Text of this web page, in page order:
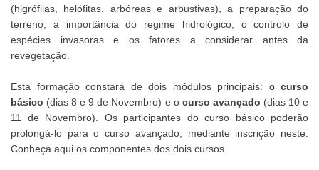
(higrófilas, helófitas, arbóreas e arbustivas), a preparação do
terreno, a importância do regime hidrológico, o controlo de
espécies invasoras e os fatores a considerar antes da
revegetação.
Esta formação constará de dois módulos principais: o curso
básico (dias 8 e 9 de Novembro) e o curso avançado (dias 10 e
11 de Novembro). Os participantes do curso básico poderão
prolongá-lo para o curso avançado, mediante inscrição neste.
Conheça aqui os componentes dos dois cursos.